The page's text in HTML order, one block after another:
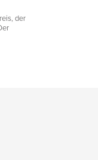
der